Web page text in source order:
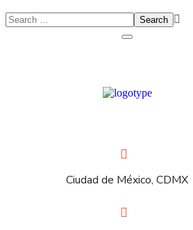
Ciudad de México, CDMX